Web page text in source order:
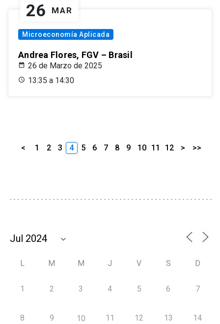
26 MAR
Microeconomía Aplicada
Andrea Flores, FGV – Brasil
26 de Marzo de 2025
13:35 a 14:30
< 1 2 3 4 5 6 7 8 9 10 11 12 > >>
L M M J V S D
1 2 3 4 5 6 7
8 9 10 11 12 13 14